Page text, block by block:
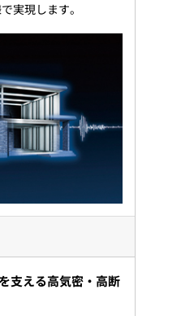
実現します。
支える高気密・高断